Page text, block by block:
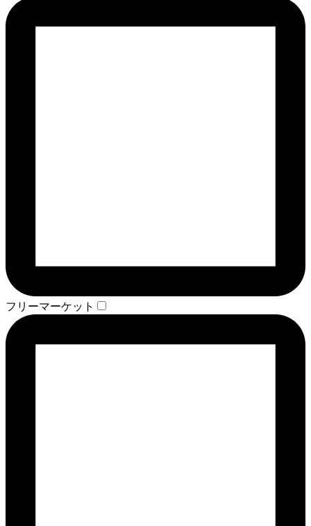
フリーマーケット